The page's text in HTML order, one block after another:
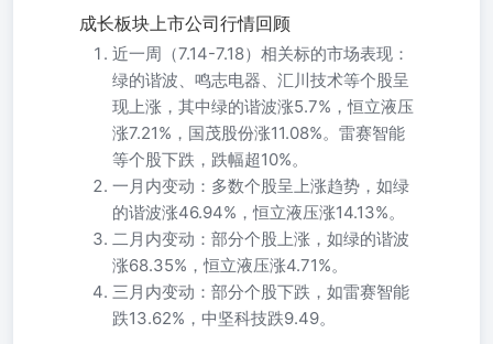
成长板块上市公司行情回顾
近一周（7.14-7.18）相关标的市场表现：
绿的谐波、鸣志电器、汇川技术等个股呈
现上涨，其中绿的谐波涨5.7%，恒立液压
涨7.21%，国茂股份涨11.08%。雷赛智能
等个股下跌，跌幅超10%。
一月内变动：多数个股呈上涨趋势，如绿
的谐波涨46.94%，恒立液压涨14.13%。
二月内变动：部分个股上涨，如绿的谐波
涨68.35%，恒立液压涨4.71%。
三月内变动：部分个股下跌，如雷赛智能
跌13.62%，中坚科技跌9.49。